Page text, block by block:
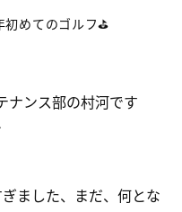
初めてのゴルフ⛳
ナンス部の村河です
ました、まだ、何とな